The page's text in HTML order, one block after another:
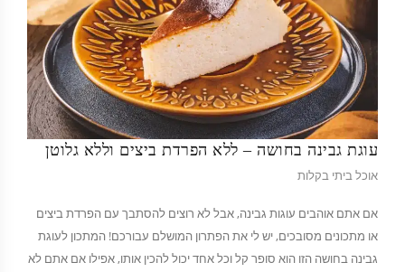
עוגת גבינה בחושה – ללא הפרדת ביצים וללא גלוטן
אוכל ביתי בקלות
אם אתם אוהבים עוגות גבינה, אבל לא רוצים להסתבך עם הפרדת ביצים
או מתכונים מסובכים, יש לי את הפתרון המושלם עבורכם! המתכון לעוגת
גבינה בחושה הזו הוא סופר קל וכל אחד יכול להכין אותו, אפילו אם אתם לא